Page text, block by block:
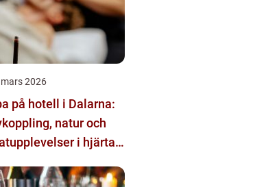
2026
på hotell i Dalarna:
natur och
i hjärtat